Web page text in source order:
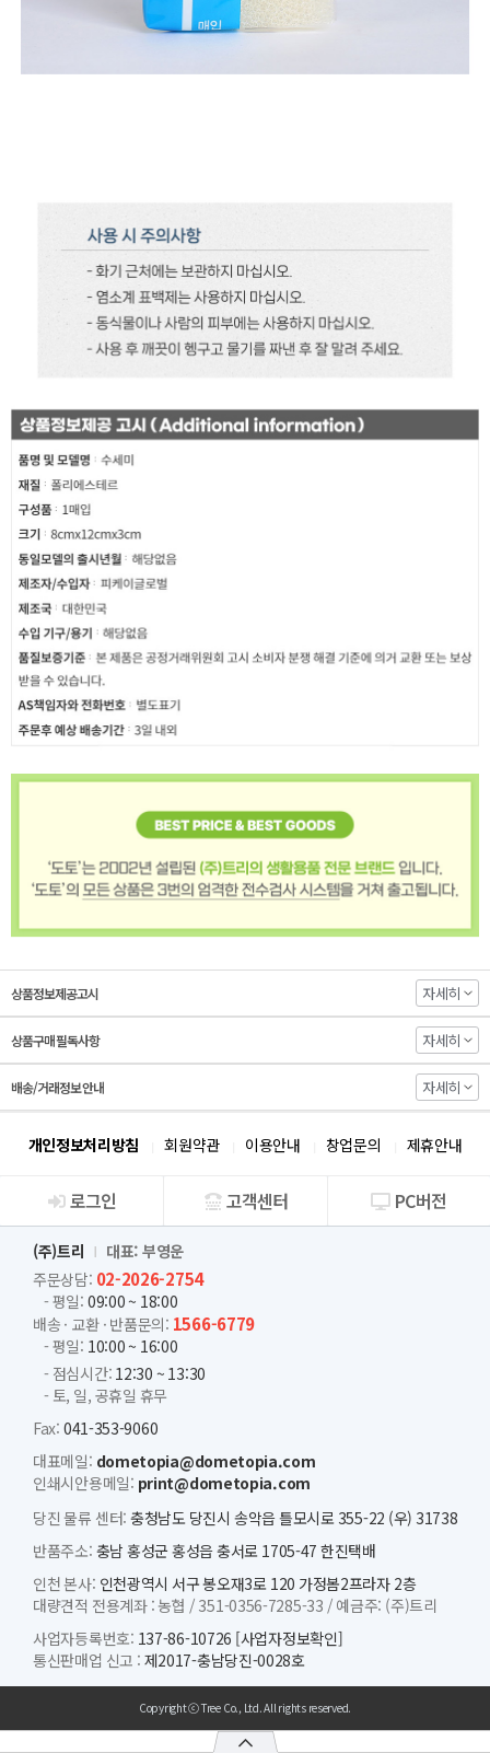
상품정보제공고시 자세히
상품구매 필독사항 자세히
배송/거래정보 안내 자세히
개인정보처리방침 회원약관 이용안내 창업문의 제휴안내
회사소개
로그인 고객센터 PC버전
(주)트리
대표: 부영운
주문상담: 02-2026-2754
- 평일: 09:00 ~ 18:00
배송 · 교환 · 반품문의: 1566-6779
- 평일: 10:00 ~ 16:00
- 점심시간: 12:30 ~ 13:30
- 토, 일, 공휴일 휴무
Fax: 041-353-9060
대표메일: dometopia@dometopia.com
인쇄시안용메일: print@dometopia.com
당진 물류 센터: 충청남도 당진시 송악읍 틀모시로 355-22 (우) 31738
반품주소: 충남 홍성군 홍성읍 충서로 1705-47 한진택배
인천 본사: 인천광역시 서구 봉오재3로 120 가정봄2프라자 2층
대량견적 전용계좌 :농협 / 351-0356-7285-33 / 예금주: (주)트리
사업자등록번호: 137-86-10726 [사업자정보확인]
통신판매업 신고 : 제2017-충남당진-0028호
Copyright ⓒ Tree Co., Ltd. All rights reserved.